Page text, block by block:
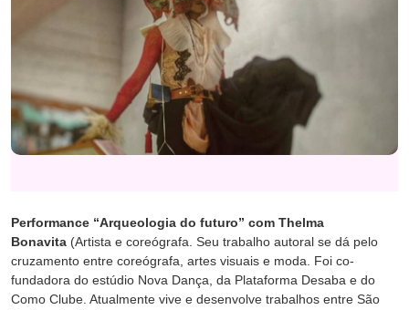
Performance “Arqueologia do futuro” com Thelma
Bonavita (Artista e coreógrafa. Seu trabalho autoral se dá pelo
cruzamento entre coreógrafa, artes visuais e moda. Foi co-
fundadora do estúdio Nova Dança, da Plataforma Desaba e do
Como Clube. Atualmente vive e desenvolve trabalhos entre São